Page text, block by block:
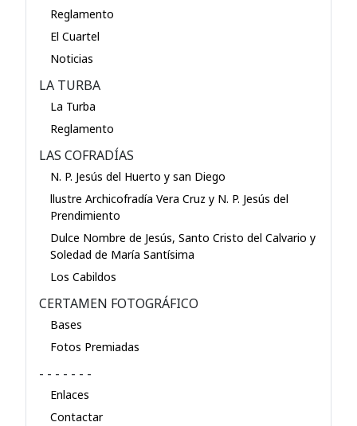
Reglamento
El Cuartel
Noticias
LA TURBA
La Turba
Reglamento
LAS COFRADÍAS
N. P. Jesús del Huerto y san Diego
llustre Archicofradía Vera Cruz y N. P. Jesús del
Prendimiento
Dulce Nombre de Jesús, Santo Cristo del Calvario y
Soledad de María Santísima
Los Cabildos
CERTAMEN FOTOGRÁFICO
Bases
Fotos Premiadas
- - - - - - -
Enlaces
Contactar